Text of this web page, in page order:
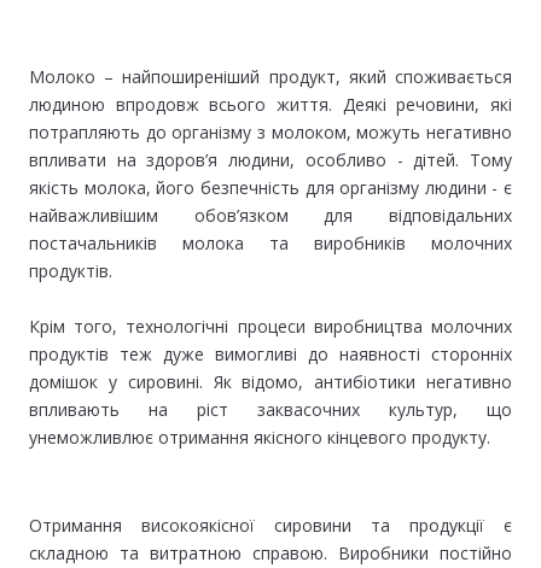
Молоко – найпоширеніший продукт, який споживається
людиною впродовж всього життя. Деякі речовини, які
потрапляють до організму з молоком, можуть негативно
впливати на здоров’я людини, особливо - дітей. Тому
якість молока, його безпечність для організму людини - є
найважливішим обов’язком для відповідальних
постачальників молока та виробників молочних
продуктів.
Крім того, технологічні процеси виробництва молочних
продуктів теж дуже вимогливі до наявності сторонніх
домішок у сировині. Як відомо, антибіотики негативно
впливають на ріст заквасочних культур, що
унеможливлює отримання якісного кінцевого продукту.
Отримання високоякісної сировини та продукції є
складною та витратною справою. Виробники постійно